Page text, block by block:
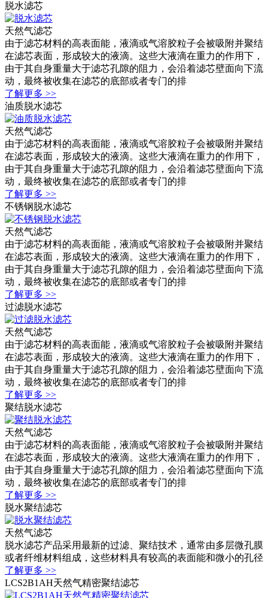
脱水滤芯
天然气滤芯
由于滤芯材料的高表面能，液滴或气溶胶粒子会被吸附并聚结
在滤芯表面，形成较大的液滴。这些大液滴在重力的作用下，
由于其自身重量大于滤芯孔隙的阻力，会沿着滤芯壁面向下流
动，最终被收集在滤芯的底部或者专门的排
了解更多 >>
油质脱水滤芯
天然气滤芯
由于滤芯材料的高表面能，液滴或气溶胶粒子会被吸附并聚结
在滤芯表面，形成较大的液滴。这些大液滴在重力的作用下，
由于其自身重量大于滤芯孔隙的阻力，会沿着滤芯壁面向下流
动，最终被收集在滤芯的底部或者专门的排
了解更多 >>
不锈钢脱水滤芯
天然气滤芯
由于滤芯材料的高表面能，液滴或气溶胶粒子会被吸附并聚结
在滤芯表面，形成较大的液滴。这些大液滴在重力的作用下，
由于其自身重量大于滤芯孔隙的阻力，会沿着滤芯壁面向下流
动，最终被收集在滤芯的底部或者专门的排
了解更多 >>
过滤脱水滤芯
天然气滤芯
由于滤芯材料的高表面能，液滴或气溶胶粒子会被吸附并聚结
在滤芯表面，形成较大的液滴。这些大液滴在重力的作用下，
由于其自身重量大于滤芯孔隙的阻力，会沿着滤芯壁面向下流
动，最终被收集在滤芯的底部或者专门的排
了解更多 >>
聚结脱水滤芯
天然气滤芯
由于滤芯材料的高表面能，液滴或气溶胶粒子会被吸附并聚结
在滤芯表面，形成较大的液滴。这些大液滴在重力的作用下，
由于其自身重量大于滤芯孔隙的阻力，会沿着滤芯壁面向下流
动，最终被收集在滤芯的底部或者专门的排
了解更多 >>
脱水聚结滤芯
天然气滤芯
脱水滤芯产品采用最新的过滤、聚结技术，通常由多层微孔膜
或者纤维材料组成，这些材料具有较高的表面能和微小的孔径
了解更多 >>
LCS2B1AH天然气精密聚结滤芯